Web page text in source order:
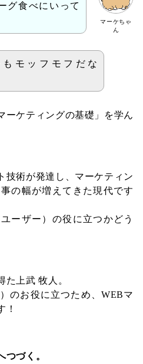
マーケちゃ
ん
グ食べにいって
もモッフモフだな
ーケティングの基礎」を学ん
技術が発達し、マーケティン
の幅が増えてきた現代です
ーザー）の役に立つかどう
た上武 牧人。
のお役に立つため、WEBマ
！
つづく。